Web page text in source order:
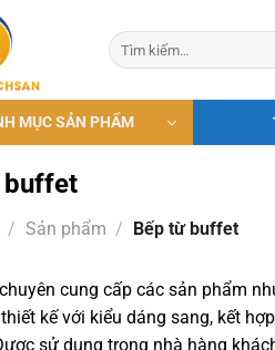
Tìm
kiếm:
MỤC SẢN PHẨM
buffet
/ Sản phẩm / Bếp từ buffet
cung cấp các sản phẩm
kế với kiểu dáng sang, kết
sử dụng trong nhà hàng